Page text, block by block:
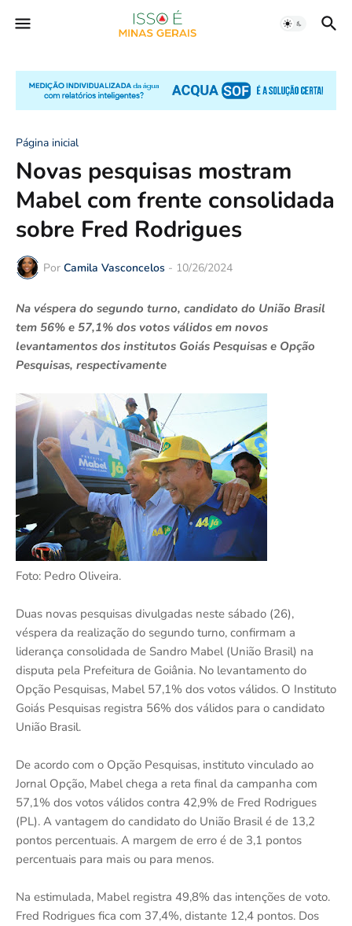
Página inicial
Novas pesquisas mostram
Mabel com frente consolidada
sobre Fred Rodrigues
Por Camila Vasconcelos - 10/26/2024
Na véspera do segundo turno, candidato do União Brasil
tem 56% e 57,1% dos votos válidos em novos
levantamentos dos institutos Goiás Pesquisas e Opção
Pesquisas, respectivamente
Foto: Pedro Oliveira.
Duas novas pesquisas divulgadas neste sábado (26),
véspera da realização do segundo turno, confirmam a
liderança consolidada de Sandro Mabel (União Brasil) na
disputa pela Prefeitura de Goiânia. No levantamento do
Opção Pesquisas, Mabel 57,1% dos votos válidos. O Instituto
Goiás Pesquisas registra 56% dos válidos para o candidato
União Brasil.
De acordo com o Opção Pesquisas, instituto vinculado ao
Jornal Opção, Mabel chega a reta final da campanha com
57,1% dos votos válidos contra 42,9% de Fred Rodrigues
(PL). A vantagem do candidato do União Brasil é de 13,2
pontos percentuais. A margem de erro é de 3,1 pontos
percentuais para mais ou para menos.
Na estimulada, Mabel registra 49,8% das intenções de voto.
Fred Rodrigues fica com 37,4%, distante 12,4 pontos. Dos